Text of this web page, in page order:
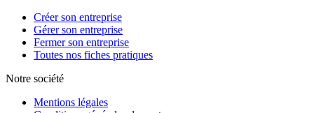
Créer son entreprise
Gérer son entreprise
Fermer son entreprise
Toutes nos fiches pratiques
Notre société
Mentions légales